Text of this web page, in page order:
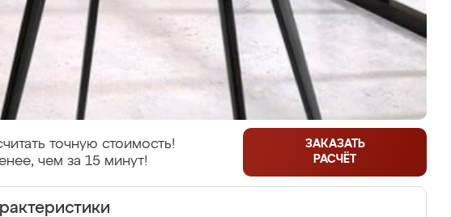
точную стоимость!
чем за 15 минут!
ЗАКАЗАТЬ
РАСЧЁТ